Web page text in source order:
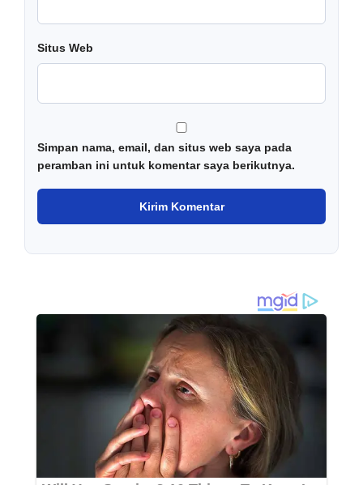
Situs Web
Simpan nama, email, dan situs web saya pada
peramban ini untuk komentar saya berikutnya.